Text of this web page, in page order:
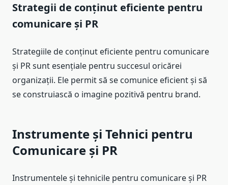
Strategii de conținut eficiente pentru
comunicare și PR
Strategiile de conținut eficiente pentru comunicare
și PR sunt esențiale pentru succesul oricărei
organizații. Ele permit să se comunice eficient și să
se construiască o imagine pozitivă pentru brand.
Instrumente și Tehnici pentru
Comunicare și PR
Instrumentele și tehnicile pentru comunicare și PR